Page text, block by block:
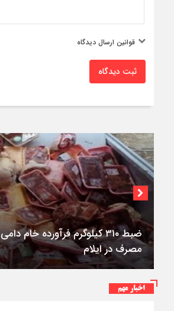
قوانین ارسال دیدگاه
ثبت دیدگاه
کمربندی شرقی ایلام
اخبار مهم